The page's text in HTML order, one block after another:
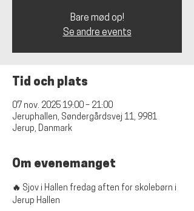
Bare mød op!
Se andre events
Tid och plats
07 nov. 2025 19:00 – 21:00
Jeruphallen, Søndergårdsvej 11, 9981
Jerup, Danmark
Om evenemanget
🔥 Sjov i Hallen fredag aften for skolebørn i
Jerup Hallen